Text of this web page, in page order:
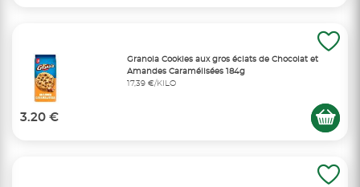
Granola Cookies aux gros éclats de Chocolat et
Amandes Caramélisées 184g
17,39 €/KILO
3.20 €